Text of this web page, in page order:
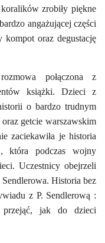
zrobiły piękne
angażującej części
kompot oraz degustację
połączona z
książki. Dzieci z
o bardzo trudnym
getcie warszawskim
zaciekawiła je historia
która podczas wojny
Uczestnicy obejrzeli
Historia bez
z P. Sendlerową :
przejąć, jak do dzieci